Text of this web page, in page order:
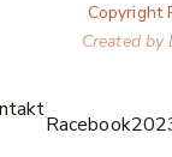
Copyright
Created
Racebook